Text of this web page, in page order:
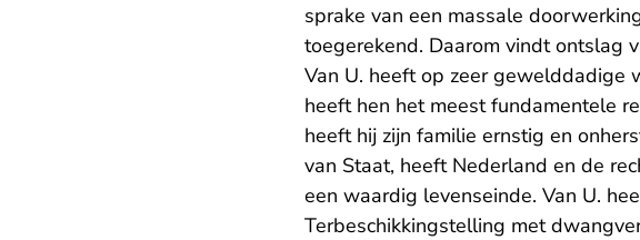
sprake van een massale
toegerekend. Daarom vindt ontslag
Van U. heeft op zeer gewelddadige
heeft hen het meest fundamentele
heeft hij zijn familie ernstig en
van Staat, heeft Nederland en de
een waardig levenseinde. Van U.
Terbeschikkingstelling met